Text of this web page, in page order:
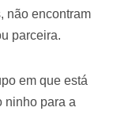
não encontram
parceira.
em que está
ninho para a